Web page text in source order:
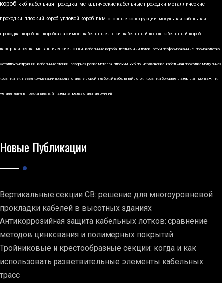
короб ккб кабельная проходка металлические кабельные проходки металлические
проходки плоский короб угловой короб пкм опорные конструкции модульная кабельная
проходка короб кз коробка зажимов кабельные лотки кабельный лоток кабельный короб
лазерная резка металлические лотки кабельные короба лестничный лоток лотки перфорированные производство
металлоконструкций кабельные стойки лазерная резка металла плоский ккб по нержавейка кабельная проходка модульная
косынки укп узел коммутации привода сталь угловой глубокий кабельный лоток косынки боковые лазер лэп монтаж пк
металл латунь трехканальный лазерная резка стали алюминий
Новые Публикации
Вертикальные секции СВ: решение для многоуровневой
прокладки кабелей в высотных зданиях
Антикоррозийная защита кабельных лотков: сравнение
методов цинкования и полимерных покрытий
Тройниковые и крестообразные секции: когда и как
использовать разветвительные элементы кабельных
трасс